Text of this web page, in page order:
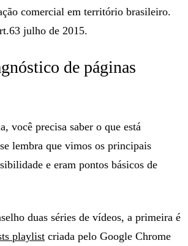
comercial em território brasileiro.
julho de 2015.
de páginas
você precisa saber o que está
lembra que vimos os principais
e eram pontos básicos de
duas séries de vídeos, a primeira é
playlist criada pelo Google Chrome